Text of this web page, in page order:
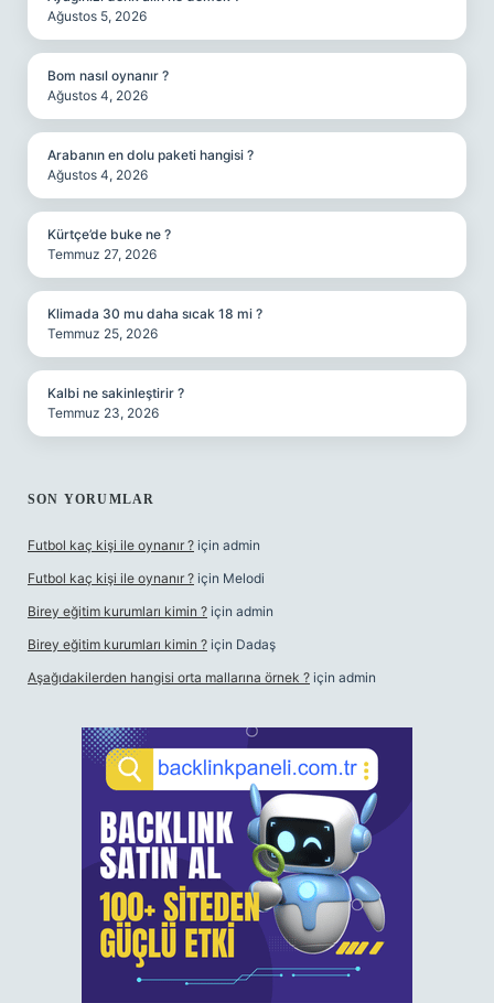
Ağustos 5, 2026
Bom nasıl oynanır ?
Ağustos 4, 2026
Arabanın en dolu paketi hangisi ?
Ağustos 4, 2026
Kürtçe’de buke ne ?
Temmuz 27, 2026
Klimada 30 mu daha sıcak 18 mi ?
Temmuz 25, 2026
Kalbi ne sakinleştirir ?
Temmuz 23, 2026
SON YORUMLAR
Futbol kaç kişi ile oynanır ? için admin
Futbol kaç kişi ile oynanır ? için Melodi
Birey eğitim kurumları kimin ? için admin
Birey eğitim kurumları kimin ? için Dadaş
Aşağıdakilerden hangisi orta mallarına örnek ? için admin